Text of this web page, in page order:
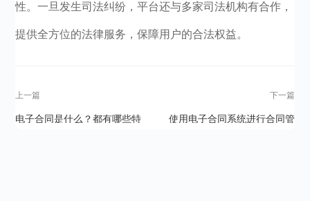
性。一旦发生司法纠纷，平台还与多家司法机构有合作，
提供全方位的法律服务，保障用户的合法权益。
上一篇
电子合同是什么？都有哪些特
下一篇
使用电子合同系统进行合同管